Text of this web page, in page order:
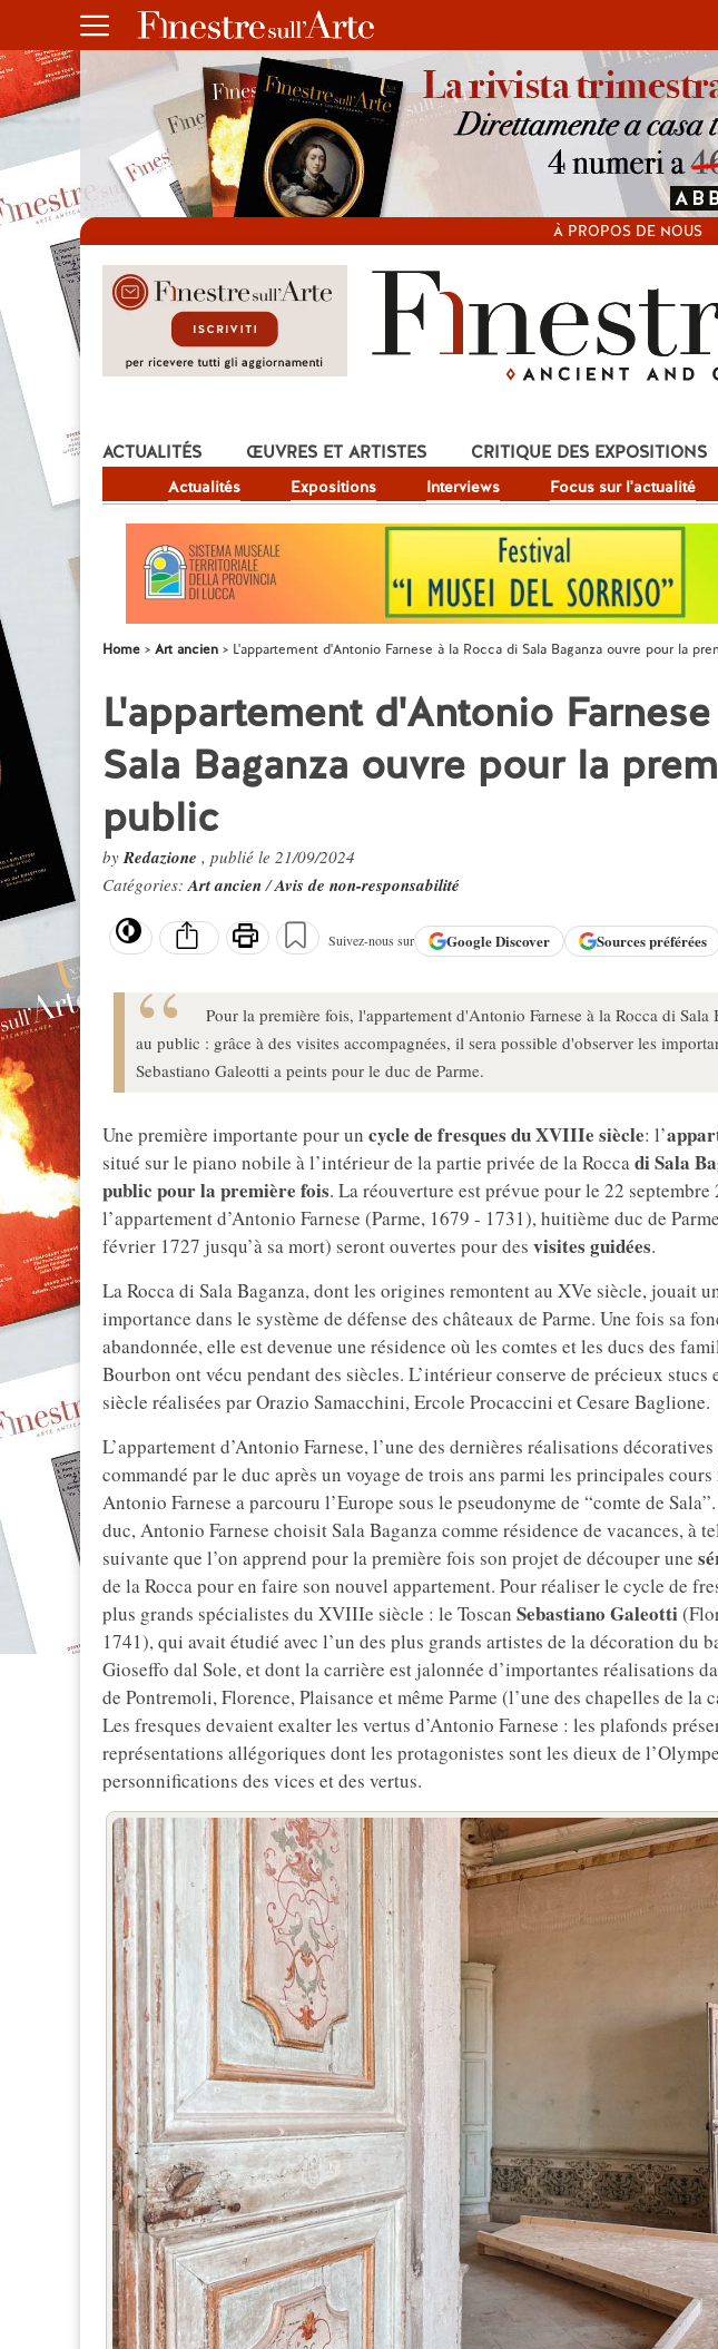
À PROPOS DE NOUS
ACTUALITÉS
Actualités Expositions Interviews Focus sur l'actualité
ŒUVRES ET ARTISTES CRITIQUE DES EXPOSITIONS
Home Art ancien L'appartement d'Antonio Farnese à la Rocca di Sala Baganza ouvre pour la
L'appartement d'Antonio
Sala Baganza ouvre pour la
public
byRedazione , publié le 21/09/2024
Catégories:Art ancien/Avis de non-responsabilité
Suivez-nous sur GoogleDiscover Sources préférées
Pour la première fois, l'appartement d'Antonio Farnese à la Rocca di Sala
au public : grâce à des visites accompagnées, il sera possible d'observer les
Sebastiano Galeotti a peints pour le duc de Parme.
Une première importante pour un cycle de fresques du XVIIIe siècle: l’
situé sur le piano nobile à l’intérieur de la partie privée de la Roccadi Sala
public pour la première fois. La réouverture est prévue pour le 22 septembre
l’appartement d’Antonio Farnese (Parme, 1679 - 1731), huitième duc de
février 1727 jusqu’à sa mort) seront ouvertes pour des visites guidées.
La Rocca di Sala Baganza, dont les origines remontent au XVe siècle, jouait
importance dans le système de défense des châteaux de Parme. Une fois sa
abandonnée, elle est devenue une résidence où les comtes et les ducs des
Bourbon ont vécu pendant des siècles. L’intérieur conserve de précieux stucs
siècle réalisées par Orazio Samacchini, Ercole Procaccini et Cesare Baglione.
L’appartement d’Antonio Farnese, l’une des dernières réalisations décoratives
commandé par le duc après un voyage de trois ans parmi les principales
Antonio Farnese a parcouru l’Europe sous le pseudonyme de “comte de
duc, Antonio Farnese choisit Sala Baganza comme résidence de vacances, à
suivante que l’on apprend pour la première fois son projet de découper une
de la Rocca pour en faire son nouvel appartement. Pour réaliser le cycle de
plus grands spécialistes du XVIIIe siècle : le Toscan Sebastiano Galeotti
1741), qui avait étudié avec l’un des plus grands artistes de la décoration du
Gioseffo dal Sole, et dont la carrière est jalonnée d’importantes réalisations
de Pontremoli, Florence, Plaisance et même Parme (l’une des chapelles de la
Les fresques devaient exalter les vertus d’Antonio Farnese : les plafonds
représentations allégoriques dont les protagonistes sont les dieux de
personnifications des vices et des vertus.